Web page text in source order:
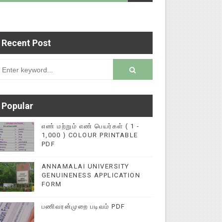
மின்னல் கல்விச் செய்தி இணையதளத்தில்
Recent Post
Popular
எண் மற்றும் எண் பெயர்கள் ( 1 -
1,000 ) COLOUR PRINTABLE
PDF
ANNAMALAI UNIVERSITY
GENUINENESS APPLICATION
FORM
பணிவரன்முறை படிவம் PDF